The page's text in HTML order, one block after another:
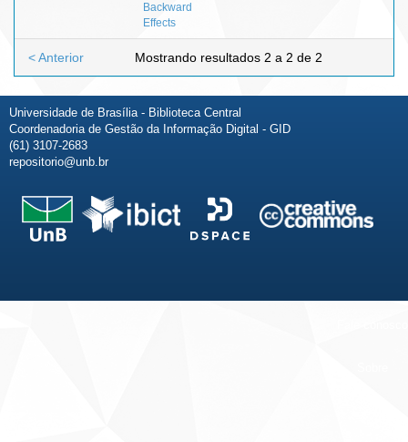
Backward
Effects
Mostrando resultados 2 a 2 de 2
< Anterior
Universidade de Brasília - Biblioteca Central
Coordenadoria de Gestão da Informação Digital - GID
(61) 3107-2683
repositorio@unb.br